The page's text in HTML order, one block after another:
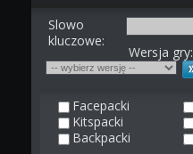
Slowo
kluczowe:
Wersja gry:
Facepacki
Kitspacki
Backpacki